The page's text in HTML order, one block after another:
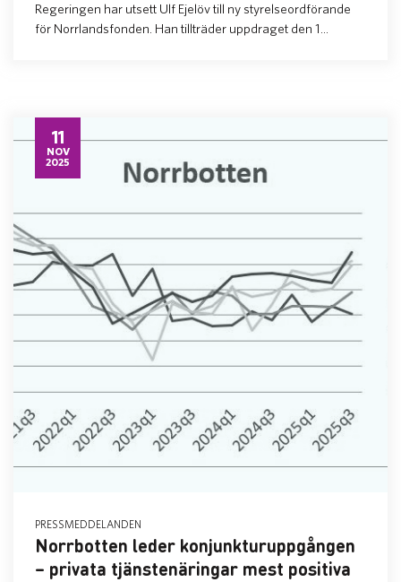
Regeringen har utsett Ulf Ejelöv till ny styrelseordförande
för Norrlandsfonden. Han tillträder uppdraget den 1...
11
NOV
2025
PRESSMEDDELANDEN
Norrbotten leder konjunkturuppgången
– privata tjänstenäringar mest positiva